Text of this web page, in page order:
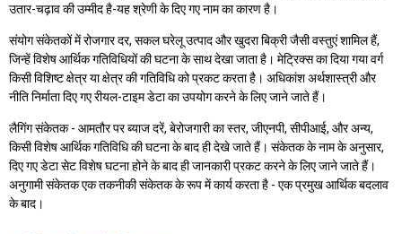
उतार-चढ़ाव की उम्मीद है-यह श्रेणी के दिए गए नाम का कारण है।
संयोग संकेतकों में रोजगार दर, सकल घरेलू उत्पाद और खुदरा बिक्री जैसी वस्तुएं शामिल हैं,
जिन्हें विशेष आर्थिक गतिविधियों की घटना के साथ देखा जाता है। मेट्रिक्स का दिया गया वर्ग
किसी विशिष्ट क्षेत्र या क्षेत्र की गतिविधि को प्रकट करता है। अधिकांश अर्थशास्त्री और
नीति निर्माता दिए गए रीयल-टाइम डेटा का उपयोग करने के लिए जाने जाते हैं।
लैगिंग संकेतक - आमतौर पर ब्याज दरें, बेरोजगारी का स्तर, जीएनपी, सीपीआई, और अन्य,
किसी विशेष आर्थिक गतिविधि की घटना के बाद ही देखे जाते हैं। संकेतक के नाम के अनुसार,
दिए गए डेटा सेट विशेष घटना होने के बाद ही जानकारी प्रकट करने के लिए जाने जाते हैं।
अनुगामी संकेतक एक तकनीकी संकेतक के रूप में कार्य करता है - एक प्रमुख आर्थिक बदलाव
के बाद।